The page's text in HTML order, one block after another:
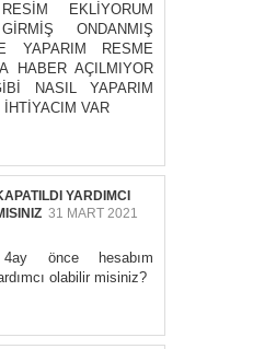
EKLİYORUM
ONDANMIŞ
YAPARIM RESME
HABER AÇILMIYOR
NASIL YAPARIM
İHTİYACIM VAR
YARDIMCI
31 MART 2021
4ay önce hesabım
olabilir misiniz?